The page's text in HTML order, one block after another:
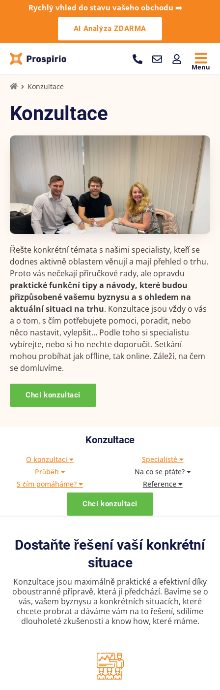
Rychlý vhled do stavu vašeho obchodu ➡️
AI Analýza ZDARMA
Menu
Konzultace
Konzultace
Řešte konkrétní témata s našimi specialisty, kteří se
dodnes aktivně oblastem věnují a mají přehled o trhu.
Proto vás nečekají příručkové rady, ale opravdu
praktické funkční tipy a návody, které budou
přizpůsobené vašemu byznysu a s ohledem na
aktuální situaci na trhu. Konzultace jsou vždy o vás
a o tom, s čím potřebujete pomoci, poradit, nebo
něco nastavit, vylepšit… Podle toho si specialistu
vybírejte, nebo si ho nechte doporučit. Setkání
mohou probíhat jak offline, tak online. Záleží, na čem
se domluvíme.
Chci konzultaci
Konzultace
O konzultaci
Průběh
S čím pomáháme?
Specialisté
Na co se ptáte?
Reference
Chci konzultaci
Dostaňte řešení vaší konkrétní
situace
Konzultace jsou maximálně praktické a efektivní díky
oboustranné přípravě, která jí předchází. Bavíme se o
vás, vašem byznysu a konkrétních situacích, které
chcete probrat a dáváme vám na to řešení, sdílíme
dlouholeté zkušenosti a know how, které máme.